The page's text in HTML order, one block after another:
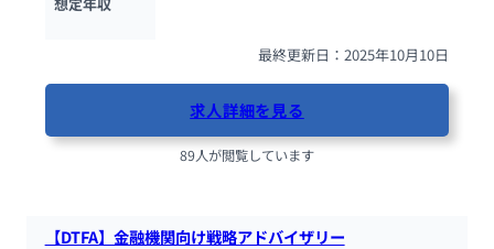
想定年収
最終更新日：2025年10月10日
求人詳細を見る
89人が閲覧しています
【DTFA】金融機関向け戦略アドバイザリー